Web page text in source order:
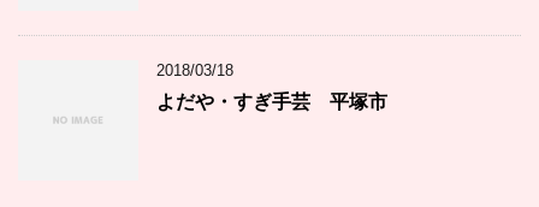
2018/03/18
よだや・すぎ手芸 平塚市